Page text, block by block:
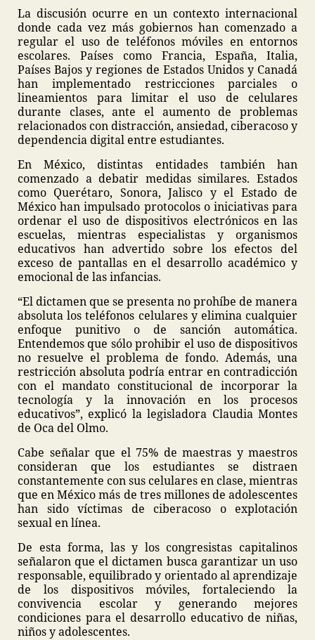
La discusión ocurre en un contexto internacional
donde cada vez más gobiernos han comenzado a
regular el uso de teléfonos móviles en entornos
escolares. Países como Francia, España, Italia,
Países Bajos y regiones de Estados Unidos y Canadá
han implementado restricciones parciales o
lineamientos para limitar el uso de celulares
durante clases, ante el aumento de problemas
relacionados con distracción, ansiedad, ciberacoso y
dependencia digital entre estudiantes.
En México, distintas entidades también han
comenzado a debatir medidas similares. Estados
como Querétaro, Sonora, Jalisco y el Estado de
México han impulsado protocolos o iniciativas para
ordenar el uso de dispositivos electrónicos en las
escuelas, mientras especialistas y organismos
educativos han advertido sobre los efectos del
exceso de pantallas en el desarrollo académico y
emocional de las infancias.
“El dictamen que se presenta no prohíbe de manera
absoluta los teléfonos celulares y elimina cualquier
enfoque punitivo o de sanción automática.
Entendemos que sólo prohibir el uso de dispositivos
no resuelve el problema de fondo. Además, una
restricción absoluta podría entrar en contradicción
con el mandato constitucional de incorporar la
tecnología y la innovación en los procesos
educativos”, explicó la legisladora Claudia Montes
de Oca del Olmo.
Cabe señalar que el 75% de maestras y maestros
consideran que los estudiantes se distraen
constantemente con sus celulares en clase, mientras
que en México más de tres millones de adolescentes
han sido víctimas de ciberacoso o explotación
sexual en línea.
De esta forma, las y los congresistas capitalinos
señalaron que el dictamen busca garantizar un uso
responsable, equilibrado y orientado al aprendizaje
de los dispositivos móviles, fortaleciendo la
convivencia escolar y generando mejores
condiciones para el desarrollo educativo de niñas,
niños y adolescentes.